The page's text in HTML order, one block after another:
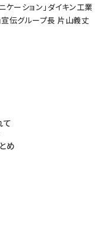
ケーション」ダイキン工業
伝グループ長 片山義丈
て
め